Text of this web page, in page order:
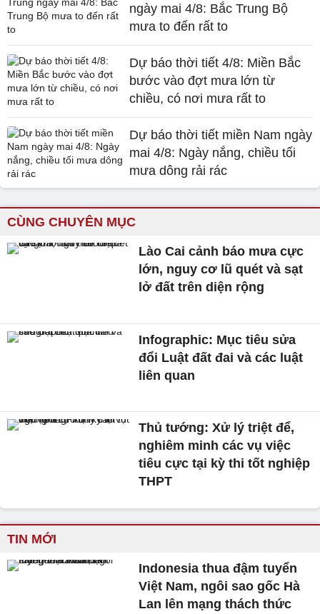
ngày mai 4/8: Bắc Trung Bộ
mưa to đến rất to
Dự báo thời tiết 4/8: Miền Bắc
bước vào đợt mưa lớn từ
chiều, có nơi mưa rất to
Dự báo thời tiết miền Nam ngày
mai 4/8: Ngày nắng, chiều tối
mưa dông rải rác
CÙNG CHUYÊN MỤC
Lào Cai cảnh báo mưa cực
lớn, nguy cơ lũ quét và sạt
lở đất trên diện rộng
Infographic: Mục tiêu sửa
đổi Luật đất đai và các luật
liên quan
Thủ tướng: Xử lý triệt để,
nghiêm minh các vụ việc
tiêu cực tại kỳ thi tốt nghiệp
THPT
TIN MỚI
Indonesia thua đậm tuyển
Việt Nam, ngôi sao gốc Hà
Lan lên mạng thách thức